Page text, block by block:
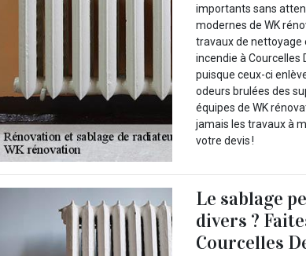
importants sans
modernes de WK
travaux de nettoyage
incendie à Courcelles
puisque ceux-ci
odeurs brulées des
équipes de WK
jamais les travaux à
votre devis !
Le sablage
divers ?
Courcelles